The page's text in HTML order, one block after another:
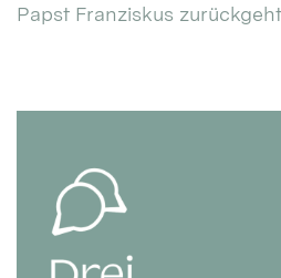
Papst Franziskus